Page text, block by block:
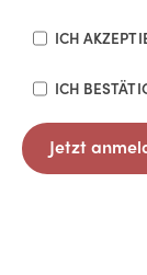
ICH
ICH
Jetzt